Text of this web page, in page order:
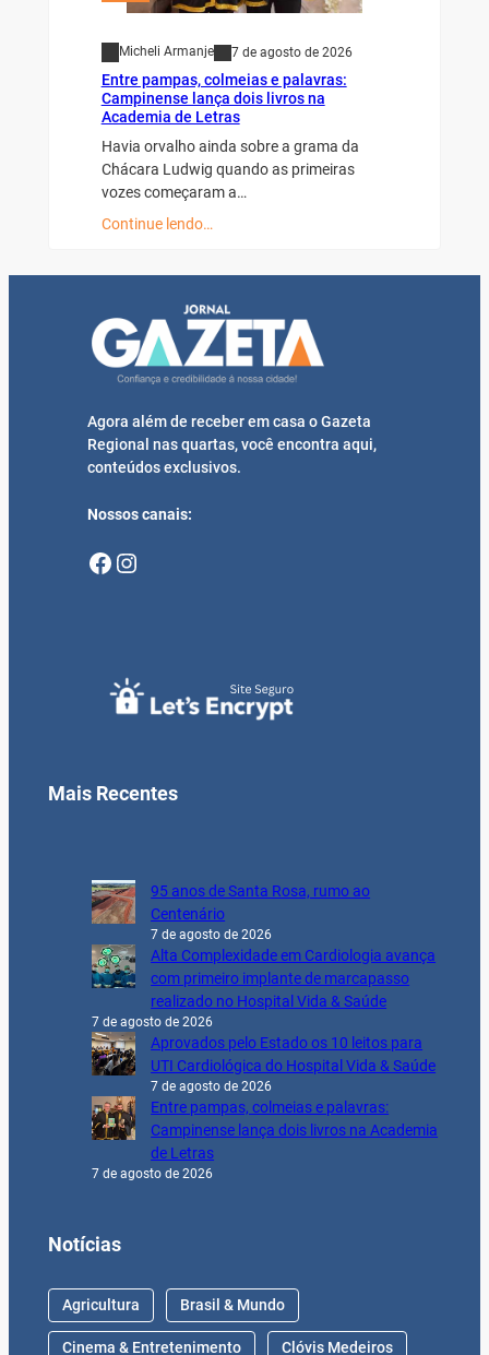
Micheli Armanje 7 de agosto de 2026
Entre pampas, colmeias e palavras:
Campinense lança dois livros na
Academia de Letras
Havia orvalho ainda sobre a grama da
Chácara Ludwig quando as primeiras
vozes começaram a…
Continue lendo…
Agora além de receber em casa o Gazeta
Regional nas quartas, você encontra aqui,
conteúdos exclusivos.
Nossos canais:
Facebook Instagram
Mais Recentes
95 anos de Santa Rosa, rumo ao
Centenário
7 de agosto de 2026
Alta Complexidade em Cardiologia avança
com primeiro implante de marcapasso
realizado no Hospital Vida & Saúde
7 de agosto de 2026
Aprovados pelo Estado os 10 leitos para
UTI Cardiológica do Hospital Vida & Saúde
7 de agosto de 2026
Entre pampas, colmeias e palavras:
Campinense lança dois livros na Academia
de Letras
7 de agosto de 2026
Notícias
Agricultura Brasil & Mundo
Cinema & Entretenimento Clóvis Medeiros